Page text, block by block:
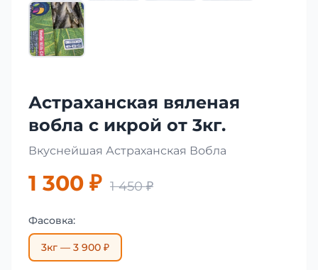
Астраханская вяленая
вобла с икрой от 3кг.
Вкуснейшая Астраханская Вобла
1 300 ₽ 1 450 ₽
Фасовка:
3кг — 3 900 ₽